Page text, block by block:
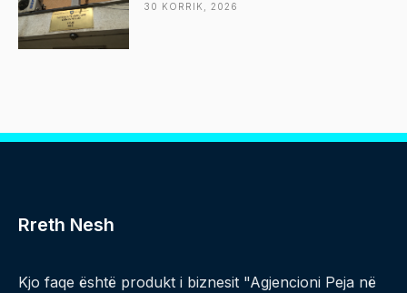
30 KORRIK, 2026
Rreth Nesh
Kjo faqe është produkt i biznesit "Agjencioni Peja në